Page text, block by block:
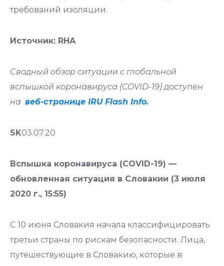
требований изоляции.
Источник: RHA
Сводный обзор ситуации с глобальной
вспышкой коронавируса (COVID-19) доступен
на веб-странице IRU Flash Info.
SK03.07.20
Вспышка коронавируса (COVID-19) —
обновленная ситуация в Словакии (3 июля
2020 г., 15:55)
С 10 июня Словакия начала классифицировать
третьи страны по рискам безопасности. Лица,
путешествующие в Словакию, которые в